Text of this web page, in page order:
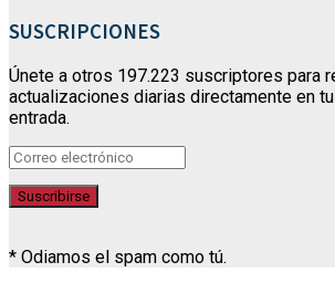
SUSCRIPCIONES
Únete a otros 197.223 suscriptores para
actualizaciones diarias directamente en
entrada.
* Odiamos el spam como tú.